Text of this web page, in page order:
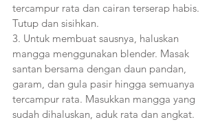
tercampur rata dan cairan terserap habis.
Tutup dan sisihkan.
3. Untuk membuat sausnya, haluskan
mangga menggunakan blender. Masak
santan bersama dengan daun pandan,
garam, dan gula pasir hingga semuanya
tercampur rata. Masukkan mangga yang
sudah dihaluskan, aduk rata dan angkat.